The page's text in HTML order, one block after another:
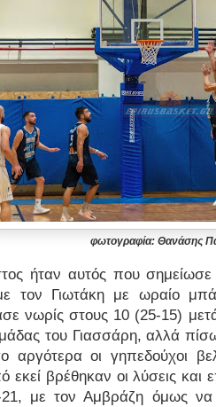
φωτογραφία: Θανάσης
ήταν αυτός που σημείωσε
τον Γιωτάκη με ωραίο
νωρίς στους 10 (25-15)
του Γιασσάρη, αλλά
αργότερα οι γηπεδούχοι
εκεί βρέθηκαν οι λύσεις και
με τον Αμβράζη όμως να